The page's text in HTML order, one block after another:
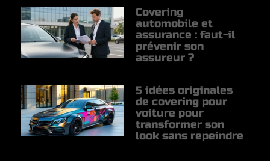
Covering
automobile et
assurance : faut-il
prévenir son
assureur ?
5 idées originales
de covering pour
voiture pour
transformer son
look sans repeindre